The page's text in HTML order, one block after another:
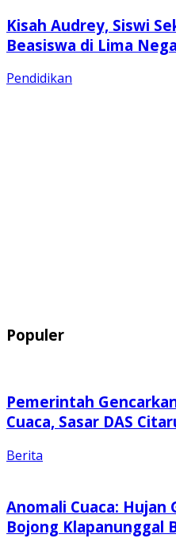
Kisah Audrey, Siswi
Beasiswa di Lima
Pendidikan
Populer
Pemerintah
Cuaca, Sasar DAS
Berita
Anomali Cuaca: Hujan
Bojong Klapanunggal